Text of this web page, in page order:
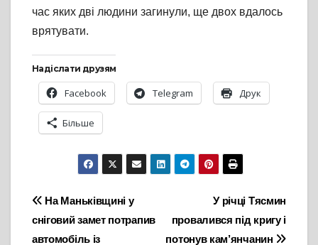
час яких дві людини загинули, ще двох вдалось
врятувати.
Надіслати друзям
Facebook Telegram Друк
Більше
Навігація
записів
У річці Тясмин
провалився під кригу і
потонув кам’янчанин
На Маньківщині у
сніговий замет потрапив
автомобіль із